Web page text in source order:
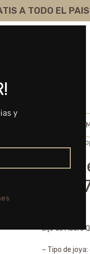
y
A TODO EL PAIS
COMO
Dije
Dije de Acero
– Tipo de joya: